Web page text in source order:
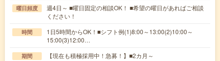
曜日頻度
週4日～ ■曜日固定の相談OK！ ■希望の曜日があればご相談
ください！
時間
1日5時間からOK！■シフト例(1)8:00～13:00(2)10:00～
15:00(3)12:00…
期間 【現在も積極採用中！急募！】■2カ月～